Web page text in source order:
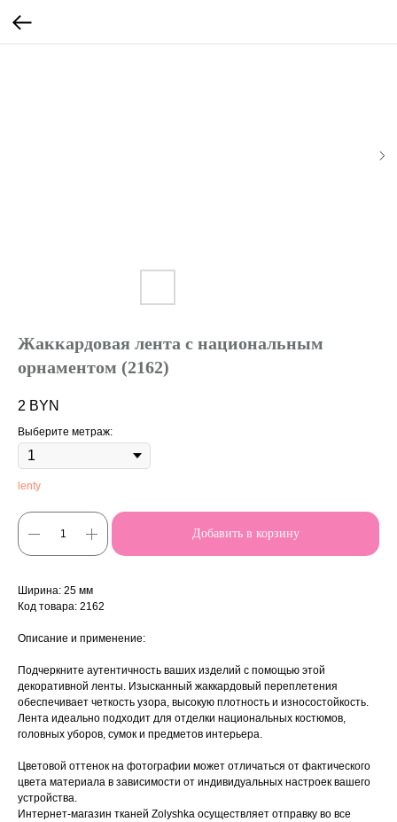
Жаккардовая лента с национальным
орнаментом (2162)
2 BYN
Выберите метраж:
lenty
Добавить в корзину
Ширина: 25 мм
Код товара: 2162
Описание и применение:
Подчеркните аутентичность ваших изделий с помощью этой
декоративной ленты. Изысканный жаккардовый переплетения
обеспечивает четкость узора, высокую плотность и износостойкость.
Лента идеально подходит для отделки национальных костюмов,
головных уборов, сумок и предметов интерьера.
Цветовой оттенок на фотографии может отличаться от фактического
цвета материала в зависимости от индивидуальных настроек вашего
устройства.
Интернет-магазин тканей Zolyshka осуществляет отправку во все